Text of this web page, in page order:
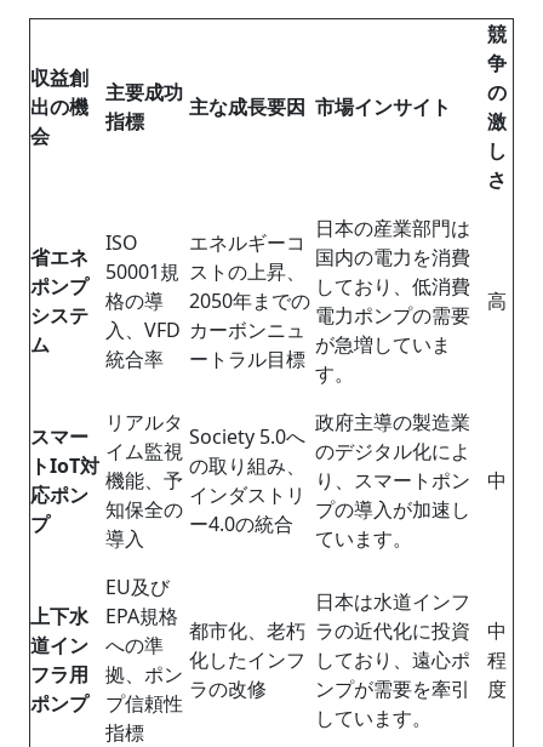
収益創
出の機
会
主要成功
指標
主な成長要因 市場インサイト
競
争
の
激
し
さ
省エネ
ポンプ
システ
ム
ISO
50001規
格の導
入、VFD
統合率
エネルギーコ
ストの上昇、
2050年までの
カーボンニュ
ートラル目標
日本の産業部門は
国内の電力を消費
しており、低消費
電力ポンプの需要
が急増していま
す。
高
スマー
トIoT対
応ポン
プ
リアルタ
イム監視
機能、予
知保全の
導入
Society 5.0へ
の取り組み、
インダストリ
ー4.0の統合
政府主導の製造業
のデジタル化によ
り、スマートポン
プの導入が加速し
ています。
中
上下水
道イン
フラ用
ポンプ
EU及び
EPA規格
への準
拠、ポン
プ信頼性
指標
都市化、老朽
化し​​たインフ
ラの改修
日本は水道インフ
ラの近代化に投資
しており、遠心ポ
ンプが需要を牽引
しています。
中
程
度